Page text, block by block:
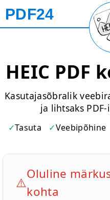
PDF24
HEIC PDF
Kasutajasõbralik
ja lihtsaks
Tasuta Veebipõhine
⚠️
Oluline
kohta